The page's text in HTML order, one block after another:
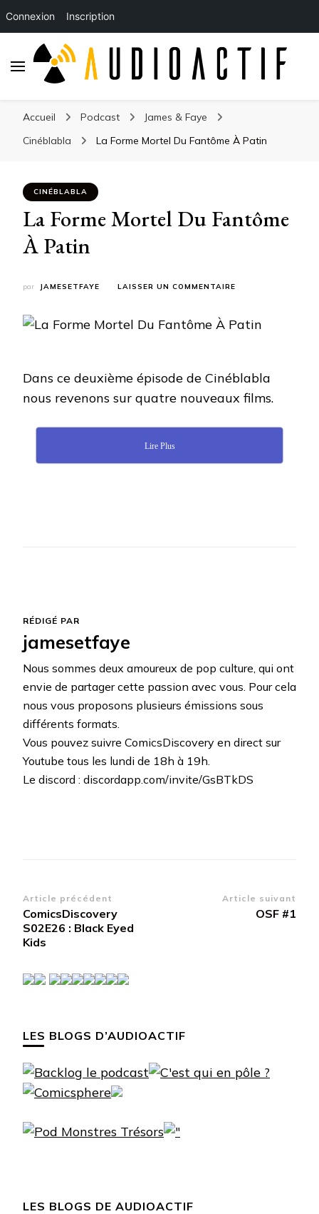
Connexion Inscription
Accueil Podcast
James & Faye
Cinéblabla
La Forme Mortel Du Fantôme À Patin
CINÉBLABLA
La Forme Mortel Du Fantôme
À Patin
par JAMESETFAYE LAISSER UN COMMENTAIRE
MORTEL
PATIN
Dans ce deuxième épisode de Cinéblabla
nous revenons sur quatre nouveaux films.
Lire Plus
RÉDIGÉ PAR
jamesetfaye
Nous sommes deux amoureux de pop culture, qui ont
envie de partager cette passion avec vous. Pour cela
nous vous proposons plusieurs émissions sous
différents formats.
Vous pouvez suivre ComicsDiscovery en direct sur
Youtube tous les lundi de 18h à 19h.
Le discord : discordapp.com/invite/GsBTkDS
Navigation
d’article
Article précédent
ComicsDiscovery
S02E26 : Black Eyed
Kids
Article suivant
OSF #1
LES BLOGS D’AUDIOACTIF
LES BLOGS DE AUDIOACTIF